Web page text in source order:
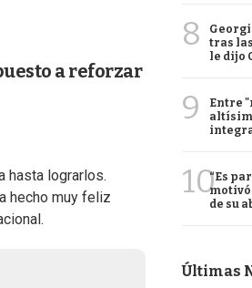
a reforzar
hasta lograrlos.
hecho muy feliz
8
tras
le dijo
9
Entre
10“Es
motivó
de su
Últimas